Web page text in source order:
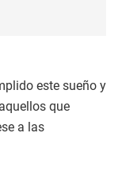
este sueño y
que
a las